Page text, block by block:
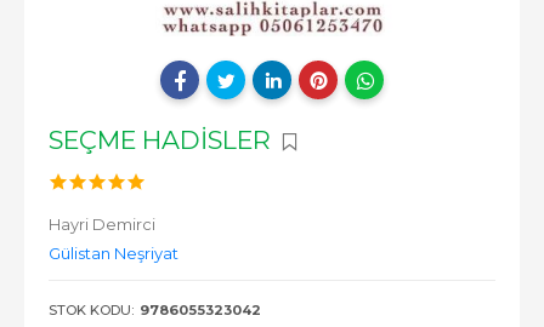
SEÇME HADİSLER
Hayri Demirci
Gülistan Neşriyat
STOK KODU: 9786055323042